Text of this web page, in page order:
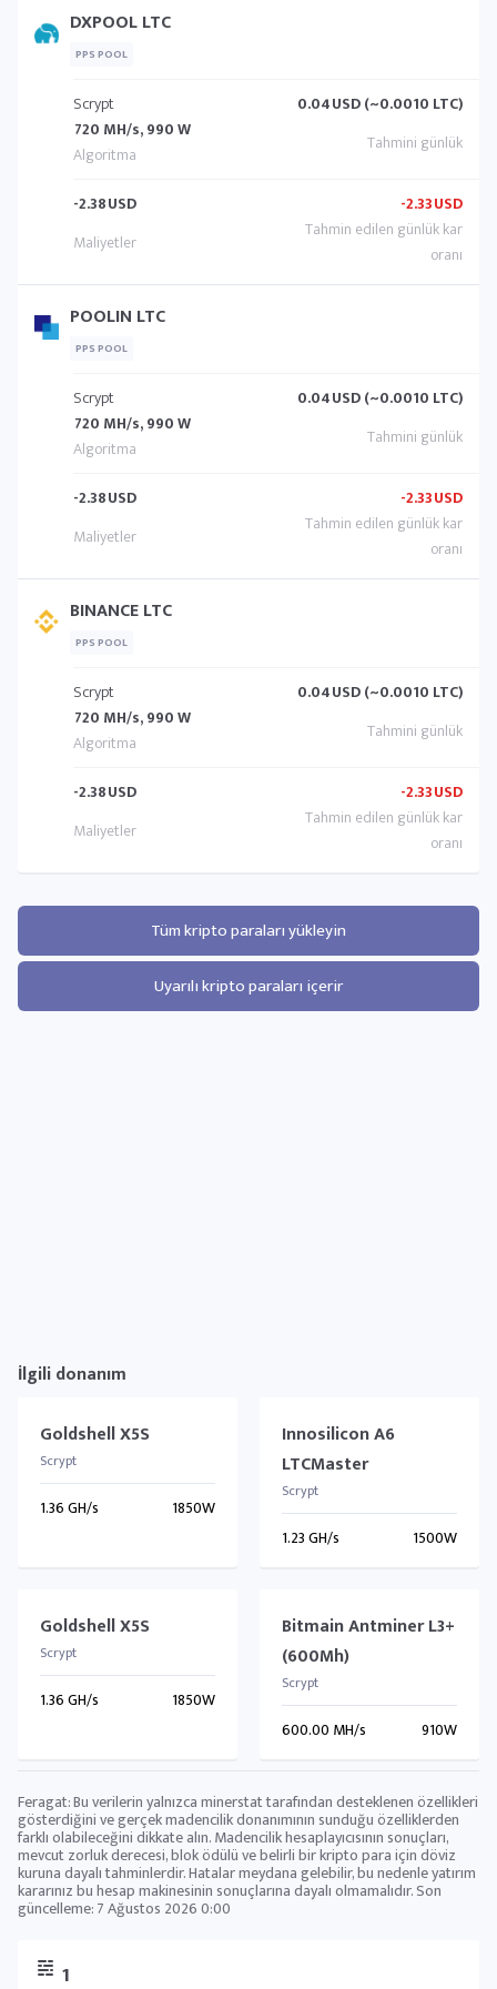
1
DXPOOL LTC
PPS POOL
Scrypt
720 MH/s, 990 W
0.04USD (~0.0010 LTC)
-2.38USD -2.33USD
POOLIN LTC
PPS POOL
Scrypt
720 MH/s, 990 W
0.04USD (~0.0010 LTC)
-2.38USD -2.33USD
BINANCE LTC
PPS POOL
Scrypt
720 MH/s, 990 W
0.04USD (~0.0010 LTC)
-2.38USD -2.33USD
Tüm kripto paraları yükleyin
Uyarılı kripto paraları içerir
İlgili donanım
Goldshell X5S
Scrypt
1.36 GH/s 1850W
Innosilicon A6
LTCMaster
Scrypt
1.23 GH/s 1500W
Goldshell X5S
Scrypt
1.36 GH/s 1850W
Bitmain Antminer L3+
(600Mh)
Scrypt
600.00 MH/s 910W
Feragat: Bu verilerin yalnızca minerstat tarafından desteklenen özellikleri
gösterdiğini ve gerçek madencilik donanımının sunduğu özelliklerden
farklı olabileceğini dikkate alın. Madencilik hesaplayıcısının sonuçları,
mevcut zorluk derecesi, blok ödülü ve belirli bir kripto para için döviz
kuruna dayalı tahminlerdir. Hatalar meydana gelebilir, bu nedenle yatırım
kararınız bu hesap makinesinin sonuçlarına dayalı olmamalıdır. Son
güncelleme:7 Ağustos 2026 0:00